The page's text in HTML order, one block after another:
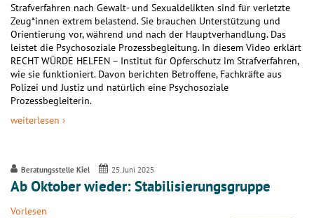
Strafverfahren nach Gewalt- und Sexualdelikten sind für verletzte
Zeug*innen extrem belastend. Sie brauchen Unterstützung und
Orientierung vor, während und nach der Hauptverhandlung. Das
leistet die Psychosoziale Prozessbegleitung. In diesem Video erklärt
RECHT WÜRDE HELFEN – Institut für Opferschutz im Strafverfahren,
wie sie funktioniert. Davon berichten Betroffene, Fachkräfte aus
Polizei und Justiz und natürlich eine Psychosoziale
Prozessbegleiterin.
weiterlesen ›
Beratungsstelle Kiel 25. Juni 2025
Ab Oktober wieder: Stabilisierungsgruppe
Vorlesen